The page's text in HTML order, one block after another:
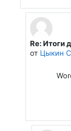
В ответ на
Re: Итоги
от Цыкин